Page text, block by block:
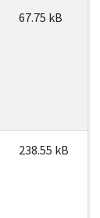
67.75 kB
238.55 kB